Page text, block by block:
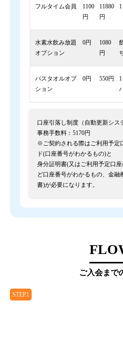
フルタイム会員
1100
円
11880
円
水素水飲み放題
オプション
0円
1080
円
バスタオルオプ
ション
0円 550円
口座引落し制度（自動更新シス
事務手数料：5170円
※ご契約される際はご利用予定
ド(口座番号がわかるもの)と
身分証明書(又はご利用予定口
ど口座番号がわかるもの、金融
書)が必要になります。
ご入会まで
STEP1